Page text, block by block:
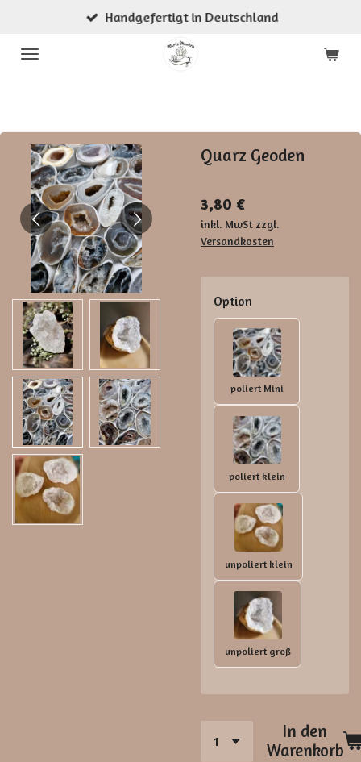
springen
Handgefertigt in Deutschland
Quarz Geoden
3,80 €
inkl. MwSt zzgl.
Versandkosten
Option
poliert Mini
poliert klein
unpoliert klein
unpoliert groß
In den
Warenkorb